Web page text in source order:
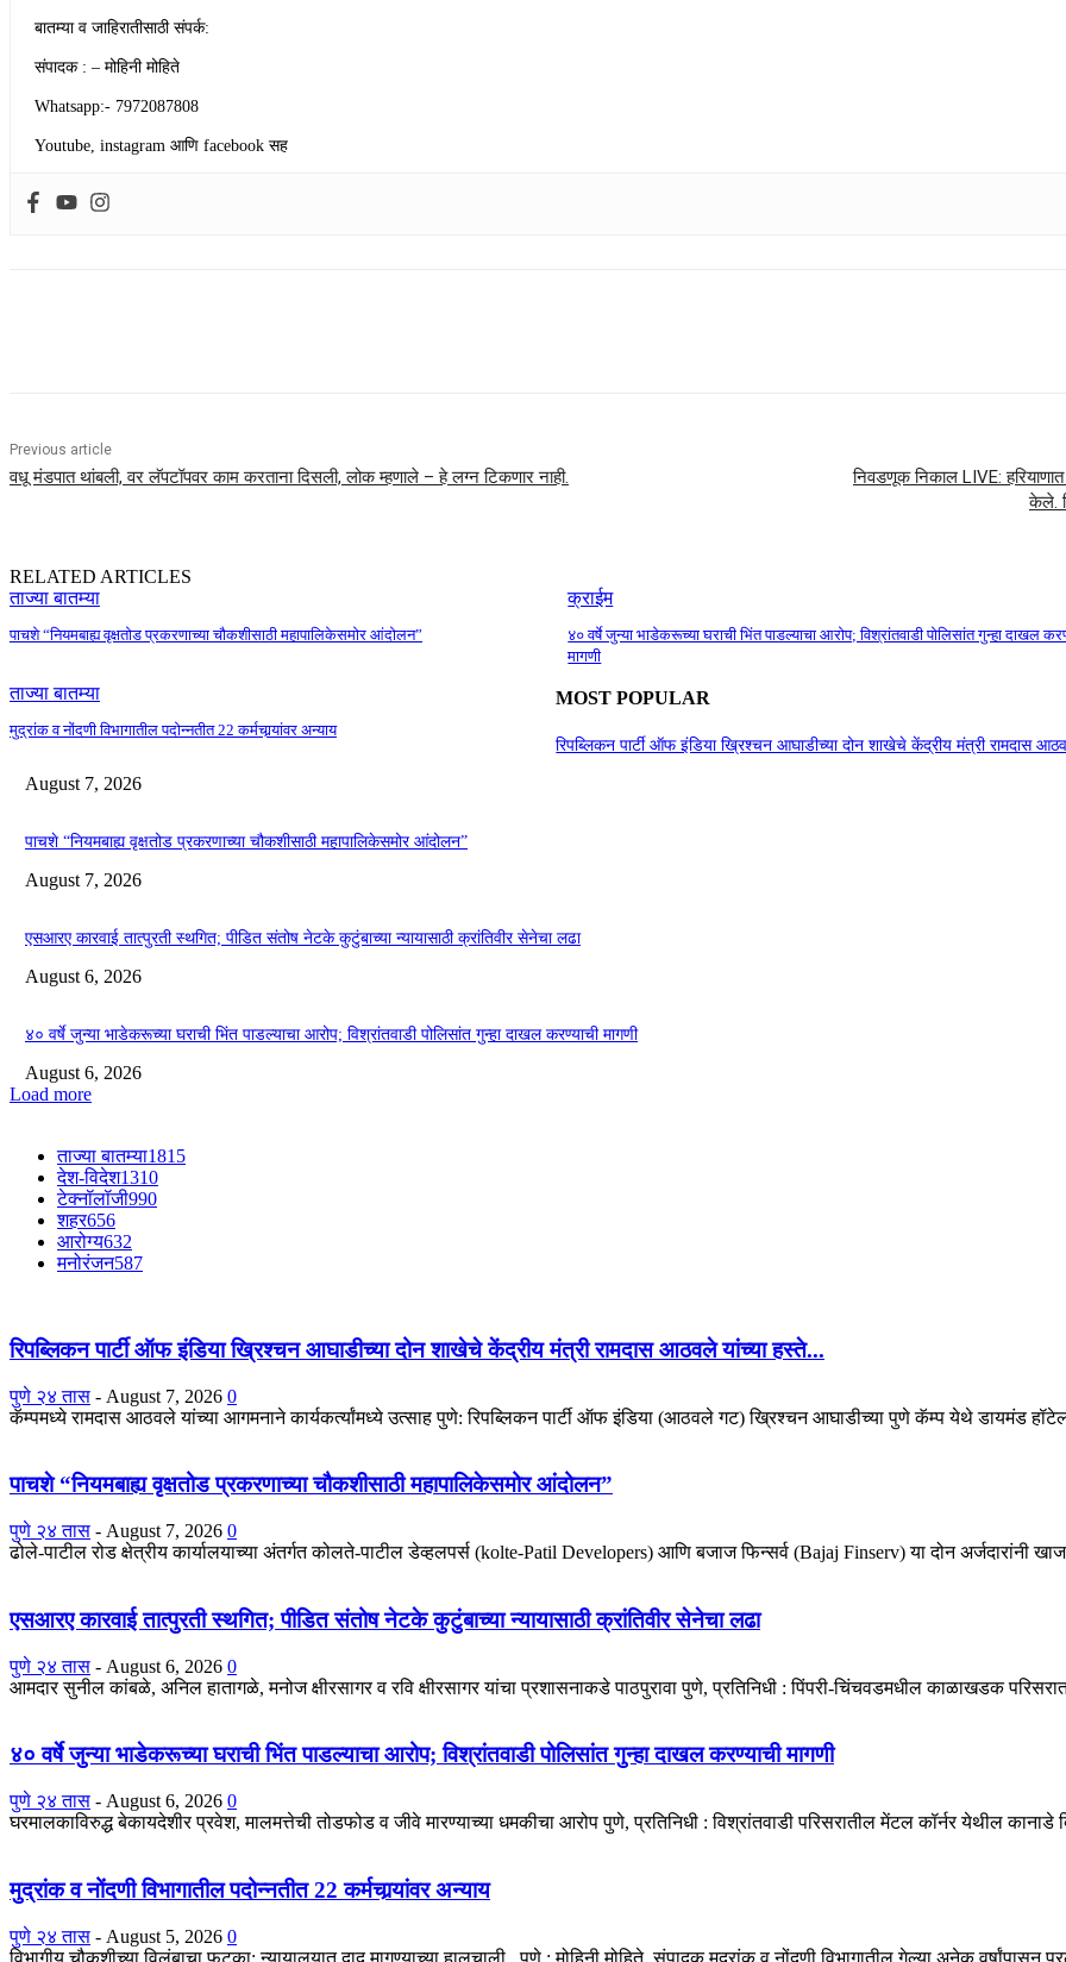
बातम्या व जाहिरातीसाठी संपर्क:
संपादक : – मोहिनी मोहिते
Whatsapp:- 7972087808
Youtube, instagram आणि facebook सह
Previous article
वधू मंडपात थांबली, वर लॅपटॉपवर काम करताना दिसली, लोक म्हणाले – हे लग्न टिकणार नाही.
निवडणूक निकाल LIVE:
केले.
RELATED ARTICLES
ताज्या बातम्या
पाचशे “नियमबाह्य वृक्षतोड प्रकरणाच्या चौकशीसाठी महापालिकेसमोर आंदोलन”
क्राईम
४० वर्षे जुन्या भाडेकरूच्या घराची भिंत पाडल्याचा आरोप; विश्रांतवाडी पोलिसांत गुन्हा दाखल
मागणी
ताज्या बातम्या
मुद्रांक व नोंदणी विभागातील पदोन्नतीत 22 कर्मचार्‍यांवर अन्याय
MOST POPULAR
रिपब्लिकन पार्टी ऑफ इंडिया ख्रिश्चन आघाडीच्या दोन शाखेचे केंद्रीय मंत्री रामदास
August 7, 2026
पाचशे “नियमबाह्य वृक्षतोड प्रकरणाच्या चौकशीसाठी महापालिकेसमोर आंदोलन”
August 7, 2026
एसआरए कारवाई तात्पुरती स्थगित; पीडित संतोष नेटके कुटुंबाच्या न्यायासाठी क्रांतिवीर सेनेचा लढा
August 6, 2026
४० वर्षे जुन्या भाडेकरूच्या घराची भिंत पाडल्याचा आरोप; विश्रांतवाडी पोलिसांत गुन्हा दाखल करण्याची मागणी
August 6, 2026
Load more
ताज्या बातम्या1815
देश-विदेश1310
टेक्नॉलॉजी990
शहर656
आरोग्य632
मनोरंजन587
रिपब्लिकन पार्टी ऑफ इंडिया ख्रिश्चन आघाडीच्या दोन शाखेचे केंद्रीय मंत्री रामदास आठवले यांच्या हस्ते...
पुणे २४ तास - August 7, 2026 0
कॅम्पमध्ये रामदास आठवले यांच्या आगमनाने कार्यकर्त्यांमध्ये उत्साह पुणे: रिपब्लिकन पार्टी ऑफ इंडिया (आठवले गट) ख्रिश्चन आघाडीच्या पुणे कॅम्प येथे डायमंड
पाचशे “नियमबाह्य वृक्षतोड प्रकरणाच्या चौकशीसाठी महापालिकेसमोर आंदोलन”
पुणे २४ तास - August 7, 2026 0
ढोले-पाटील रोड क्षेत्रीय कार्यालयाच्या अंतर्गत कोलते-पाटील डेव्हलपर्स (kolte-Patil Developers) आणि बजाज फिन्सर्व (Bajaj Finserv) या दोन अर्जदारांनी
एसआरए कारवाई तात्पुरती स्थगित; पीडित संतोष नेटके कुटुंबाच्या न्यायासाठी क्रांतिवीर सेनेचा लढा
पुणे २४ तास - August 6, 2026 0
आमदार सुनील कांबळे, अनिल हातागळे, मनोज क्षीरसागर व रवि क्षीरसागर यांचा प्रशासनाकडे पाठपुरावा पुणे, प्रतिनिधी : पिंपरी-चिंचवडमधील काळाखडक
४० वर्षे जुन्या भाडेकरूच्या घराची भिंत पाडल्याचा आरोप; विश्रांतवाडी पोलिसांत गुन्हा दाखल करण्याची मागणी
पुणे २४ तास - August 6, 2026 0
घरमालकाविरुद्ध बेकायदेशीर प्रवेश, मालमत्तेची तोडफोड व जीवे मारण्याच्या धमकीचा आरोप पुणे, प्रतिनिधी : विश्रांतवाडी परिसरातील मेंटल कॉर्नर येथील
मुद्रांक व नोंदणी विभागातील पदोन्नतीत 22 कर्मचार्‍यांवर अन्याय
पुणे २४ तास - August 5, 2026 0
विभागीय चौकशीच्या विलंबाचा फटका; न्यायालयात दाद मागण्याच्या हालचाली पुणे : मोहिनी मोहिते, संपादक मुद्रांक व नोंदणी विभागातील गेल्या अनेक